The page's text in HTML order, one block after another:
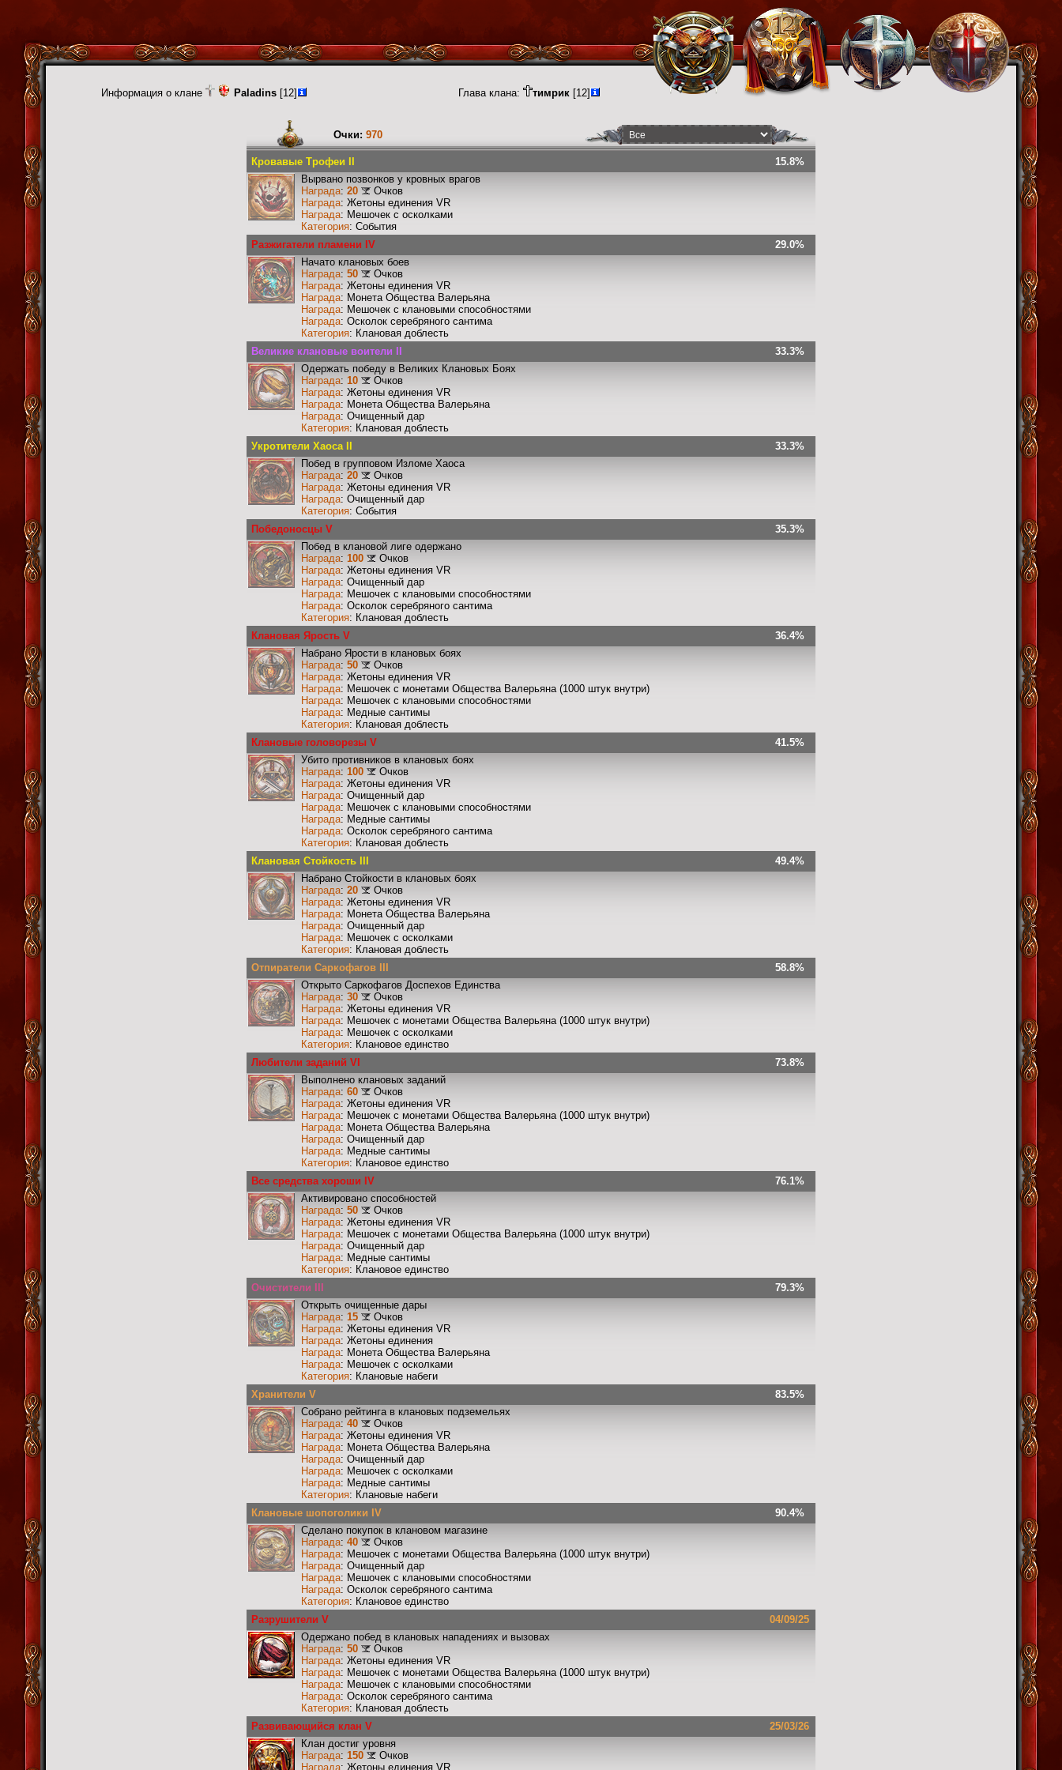
Информация о клане Paladins [12] Глава клана: тимрик [12]
Очки: 970
Кровавые Трофеи II
15.8%
Вырвано позвонков у кровных врагов
Награда: 20
Очков
Награда: Жетоны единения VR
Награда: Мешочек с осколками
Категория: События
Разжигатели пламени IV
29.0%
Начато клановых боев
Награда: 50
Очков
Награда: Жетоны единения VR
Награда: Монета Общества Валерьяна
Награда: Мешочек с клановыми способностями
Награда: Осколок серебряного сантима
Категория: Клановая доблесть
Великие клановые воители II
33.3%
Одержать победу в Великих Клановых Боях
Награда: 10
Очков
Награда: Жетоны единения VR
Награда: Монета Общества Валерьяна
Награда: Очищенный дар
Категория: Клановая доблесть
Укротители Хаоса II
33.3%
Побед в групповом Изломе Хаоса
Награда: 20
Очков
Награда: Жетоны единения VR
Награда: Очищенный дар
Категория: События
Победоносцы V
35.3%
Побед в клановой лиге одержано
Награда: 100
Очков
Награда: Жетоны единения VR
Награда: Очищенный дар
Награда: Мешочек с клановыми способностями
Награда: Осколок серебряного сантима
Категория: Клановая доблесть
Клановая Ярость V
36.4%
Набрано Ярости в клановых боях
Награда: 50
Очков
Награда: Жетоны единения VR
Награда: Мешочек с монетами Общества Валерьяна (1000 штук внутри)
Награда: Мешочек с клановыми способностями
Награда: Медные сантимы
Категория: Клановая доблесть
Клановые головорезы V
41.5%
Убито противников в клановых боях
Награда: 100
Очков
Награда: Жетоны единения VR
Награда: Очищенный дар
Награда: Мешочек с клановыми способностями
Награда: Медные сантимы
Награда: Осколок серебряного сантима
Категория: Клановая доблесть
Клановая Стойкость III
49.4%
Набрано Стойкости в клановых боях
Награда: 20
Очков
Награда: Жетоны единения VR
Награда: Монета Общества Валерьяна
Награда: Очищенный дар
Награда: Мешочек с осколками
Категория: Клановая доблесть
Отпиратели Саркофагов III
58.8%
Открыто Саркофагов Доспехов Единства
Награда: 30
Очков
Награда: Жетоны единения VR
Награда: Мешочек с монетами Общества Валерьяна (1000 штук внутри)
Награда: Мешочек с осколками
Категория: Клановое единство
Любители заданий VI
73.8%
Выполнено клановых заданий
Награда: 60
Очков
Награда: Жетоны единения VR
Награда: Мешочек с монетами Общества Валерьяна (1000 штук внутри)
Награда: Монета Общества Валерьяна
Награда: Очищенный дар
Награда: Медные сантимы
Категория: Клановое единство
Все средства хороши IV
76.1%
Активировано способностей
Награда: 50
Очков
Награда: Жетоны единения VR
Награда: Мешочек с монетами Общества Валерьяна (1000 штук внутри)
Награда: Очищенный дар
Награда: Медные сантимы
Категория: Клановое единство
Очистители III
79.3%
Открыть очищенные дары
Награда: 15
Очков
Награда: Жетоны единения VR
Награда: Жетоны единения
Награда: Монета Общества Валерьяна
Награда: Мешочек с осколками
Категория: Клановые набеги
Хранители V
83.5%
Собрано рейтинга в клановых подземельях
Награда: 40
Очков
Награда: Жетоны единения VR
Награда: Монета Общества Валерьяна
Награда: Очищенный дар
Награда: Мешочек с осколками
Награда: Медные сантимы
Категория: Клановые набеги
Клановые шопоголики IV
90.4%
Сделано покупок в клановом магазине
Награда: 40
Очков
Награда: Мешочек с монетами Общества Валерьяна (1000 штук внутри)
Награда: Очищенный дар
Награда: Мешочек с клановыми способностями
Награда: Осколок серебряного сантима
Категория: Клановое единство
Разрушители V
04/09/25
Одержано побед в клановых нападениях и вызовах
Награда: 50
Очков
Награда: Жетоны единения VR
Награда: Мешочек с монетами Общества Валерьяна (1000 штук внутри)
Награда: Мешочек с клановыми способностями
Награда: Осколок серебряного сантима
Категория: Клановая доблесть
Развивающийся клан V
25/03/26
Клан достиг уровня
Награда: 150
Очков
Награда: Жетоны единения VR